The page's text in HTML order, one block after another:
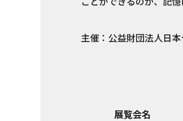
主催：公益財団法人日
展覧会名